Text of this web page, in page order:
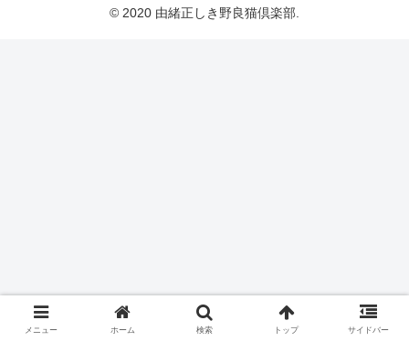
© 2020 由緒正しき野良猫倶楽部.
メニュー ホーム 検索 トップ サイドバー